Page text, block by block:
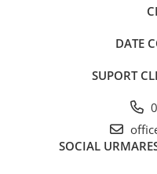
DATE
SUPORT
SOCIAL